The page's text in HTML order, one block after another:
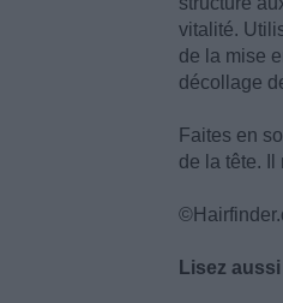
vitalité.
de la mise
décollage
Faites en
de la tête. Il
Lisez aussi